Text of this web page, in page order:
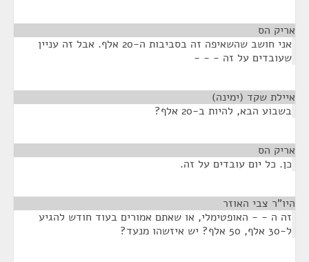
אריק הס
אני חושב שהשאיפה זה בסביבות ה-20 אלף. אבל זה עניין
שעובדים על זה - - -
איילת שקד (ימינה)
בשבוע הבא, להיות ב-20 אלף?
אריק הס
כן. כל יום עובדים על זה.
היו"ר צבי האוזר
זה ה - - האופטימלי, או שאתם אמורים בעוד חודש להגיע
ל-30 אלף, 50 אלף? יש איזשהו מנעד?